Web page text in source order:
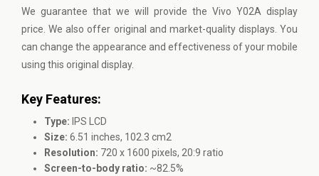
We guarantee that we will provide the Vivo Y02A display
price. We also offer original and market-quality displays. You
can change the appearance and effectiveness of your mobile
using this original display.
Key Features:
Type: IPS LCD
Size: 6.51 inches, 102.3 cm2
Resolution: 720 x 1600 pixels, 20:9 ratio
Screen-to-body ratio: ~82.5%